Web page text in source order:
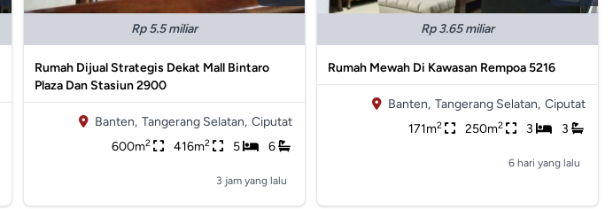
Rp 5.5 miliar
Rumah Dijual Strategis Dekat Mall Bintaro
Plaza Dan Stasiun 2900
Banten, Tangerang Selatan, Ciputat
600m2 416m2 5 6
3 jam yang lalu
Rp 3.65 miliar
Rumah Mewah Di Kawasan Rempoa 5216
Banten, Tangerang Selatan, Ciputat
171m2 250m2 3 3
6 hari yang lalu